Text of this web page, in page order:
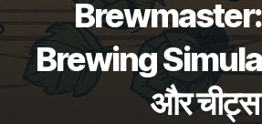
Brewing
और चीट्स